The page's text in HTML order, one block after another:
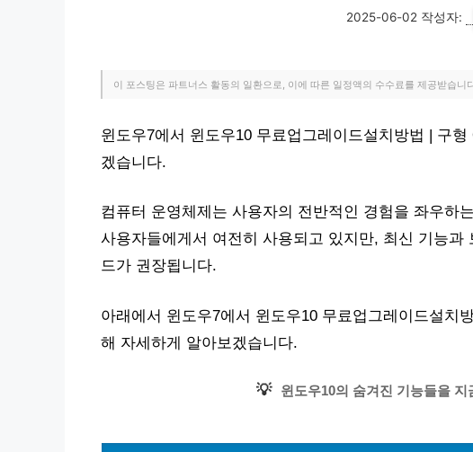
2025-06-02 작성자:
이 포스팅은 파트너스 활동의 일환으로, 이에 따른 일정액의 수수료를 제공받습니
윈도우7에서 윈도우10 무료업그레이드설치방법 | 구
겠습니다.
컴퓨터 운영체제는 사용자의 전반적인 경험을 좌우하
사용자들에게서 여전히 사용되고 있지만, 최신 기능과
드가 권장됩니다.
아래에서 윈도우7에서 윈도우10 무료업그레이드설치
해 자세하게 알아보겠습니다.
💡 윈도우10의 숨겨진 기능들을